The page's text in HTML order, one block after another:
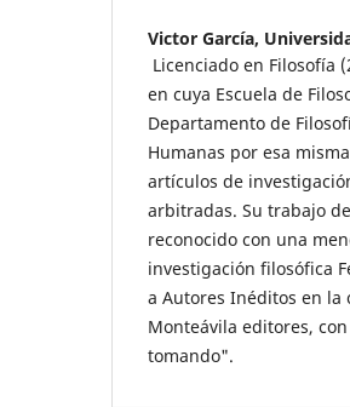
Victor García,
Licenciado en Filosofía
en cuya Escuela de
Departamento de
Humanas por esa
artículos de
arbitradas. Su trabajo
reconocido con una
investigación filosófica
a Autores Inéditos en la
Monteávila editores,
tomando".